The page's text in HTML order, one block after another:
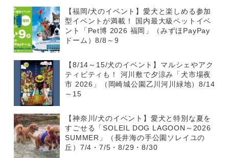
【福岡/犬のイベント】愛犬と楽しめる参加
型イベントが満載！ 国内最大級ペットイベ
ント「Pet博 2026 福岡」（みずほPayPay
ドーム）8/8～9
【8/14～15/犬のイベント】マルシェやアク
ティビティも！ 河川敷で夕涼み「犬市場夜
市 2026」（岡崎城公園乙川河川緑地）8/14
～15
【神奈川/犬のイベント】愛犬と特別な夏を
すごせる「SOLEIL DOG LAGOON～2026
SUMMER」（長井海の手公園ソレイユの
丘）7/4・7/5・8/29・8/30